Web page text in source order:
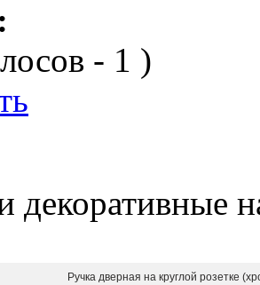
- 1 )
декоративные
Ручка дверная на круглой розетке